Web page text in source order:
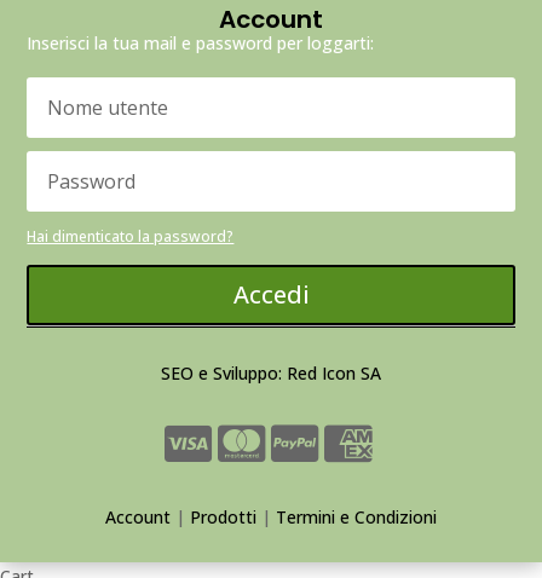
Account
Inserisci la tua mail e password per loggarti:
Hai dimenticato la password?
Accedi
SEO e Sviluppo: Red Icon SA
Account | Prodotti | Termini e Condizioni